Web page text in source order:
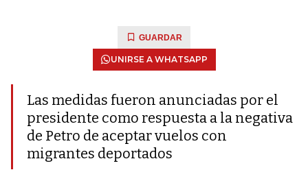
GUARDAR
UNIRSE A WHATSAPP
Las medidas fueron anunciadas por el
presidente como respuesta a la negativa
de Petro de aceptar vuelos con
migrantes deportados